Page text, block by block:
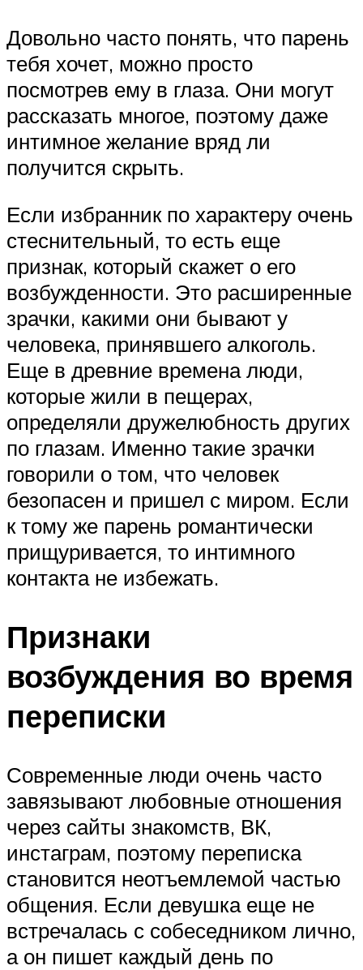
Довольно часто понять, что парень
тебя хочет, можно просто
посмотрев ему в глаза. Они могут
рассказать многое, поэтому даже
интимное желание вряд ли
получится скрыть.
Если избранник по характеру очень
стеснительный, то есть еще
признак, который скажет о его
возбужденности. Это расширенные
зрачки, какими они бывают у
человека, принявшего алкоголь.
Еще в древние времена люди,
которые жили в пещерах,
определяли дружелюбность других
по глазам. Именно такие зрачки
говорили о том, что человек
безопасен и пришел с миром. Если
к тому же парень романтически
прищуривается, то интимного
контакта не избежать.
Признаки
возбуждения во время
переписки
Современные люди очень часто
завязывают любовные отношения
через сайты знакомств, ВК,
инстаграм, поэтому переписка
становится неотъемлемой частью
общения. Если девушка еще не
встречалась с собеседником лично,
а он пишет каждый день по